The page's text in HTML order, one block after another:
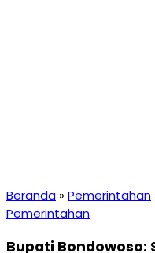
Beranda »Pemerintahan
Pemerintahan
Bupati Bondowoso: